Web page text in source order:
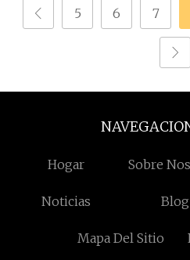
5 6 7
Hogar Sobre
Noticias Blog
Mapa Del Sitio